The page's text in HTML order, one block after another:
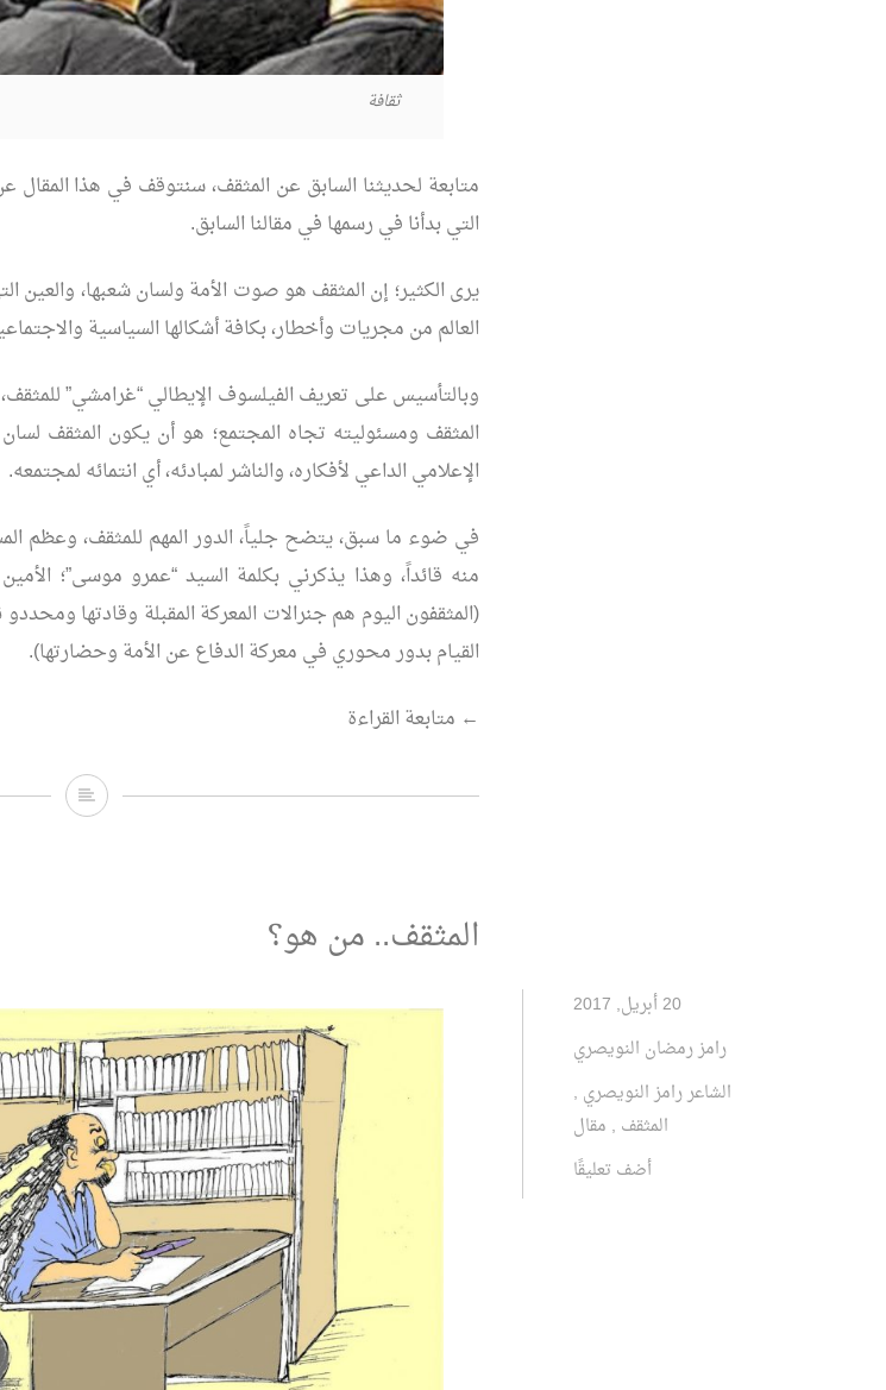
ثقافة
متابعة لحديثنا السابق عن المثقف، سنتوقف في هذا
التي بدأنا في رسمها في مقالنا السابق.
يرى الكثير؛ إن المثقف هو صوت الأمة ولسان شعبها، والعين
العالم من مجريات وأخطار، بكافة أشكالها السياسية
وبالتأسيس على تعريف الفيلسوف الإيطالي “غرامشي” للمثقف،
المثقف ومسئوليته تجاه المجتمع؛ هو أن يكون المثقف
الإعلامي الداعي لأفكاره، والناشر لمبادئه، أي انتمائه لمجتمعه.
في ضوء ما سبق، يتضح جلياً، الدور المهم للمثقف، وعظم
منه قائداً، وهذا يذكرني بكلمة السيد “عمرو موسى”؛
(المثقفون اليوم هم جنرالات المعركة المقبلة وقادتها
القيام بدور محوري في معركة الدفاع عن الأمة وحضارتها).
“دور
← متابعة القراءة
دور
المثقف.. من هو؟
20 أبريل, 2017
رامز رمضان النويصري
الشاعر رامز النويصري ,
المثقف , مقال
أضف تعليقًا